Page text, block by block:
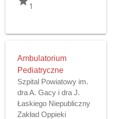
1
Ambulatorium
Pediatryczne
Szpital Powiatowy im.
dra A. Gacy i dra J.
Łaskiego Niepubliczny
Zakład Oppieki